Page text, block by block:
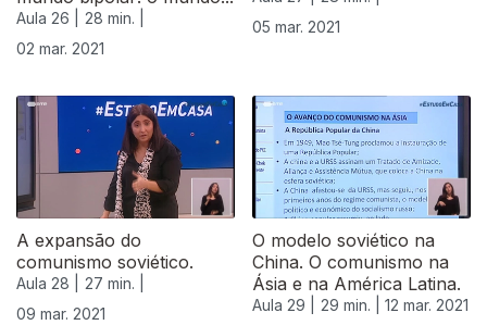
Aula 26 |
28 min. |
02 mar. 2021
05 mar. 2021
A expansão do
comunismo soviético.
Aula 28 |
27 min. |
09 mar. 2021
O modelo soviético na
China. O comunismo na
Ásia e na América Latina.
Aula 29 | 29 min. | 12 mar. 2021